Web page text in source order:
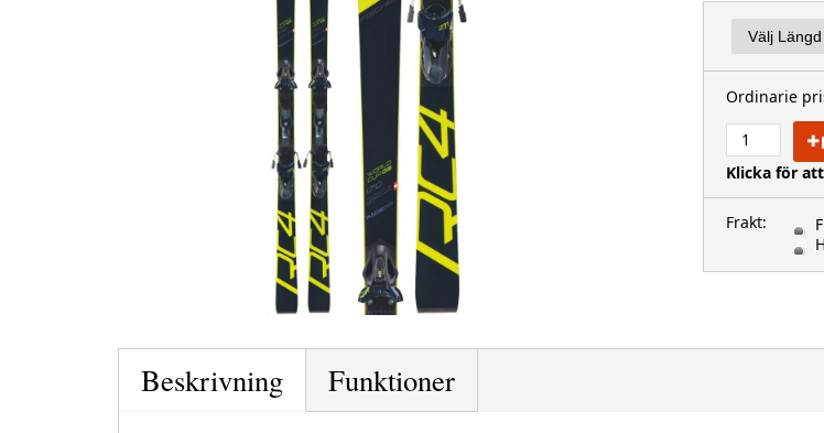
Ordinarie
Klicka för
Frakt:
Beskrivning Funktioner